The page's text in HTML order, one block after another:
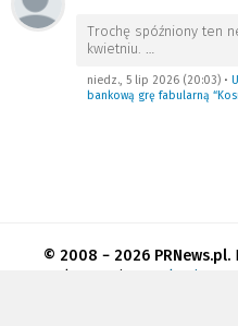
Trochę spóźniony ten
kwietniu. …
niedz., 5 lip 2026 (20:03) •
bankową grę fabularną
© 2008 − 2026 PRNews.pl.
akceptację
regulaminu